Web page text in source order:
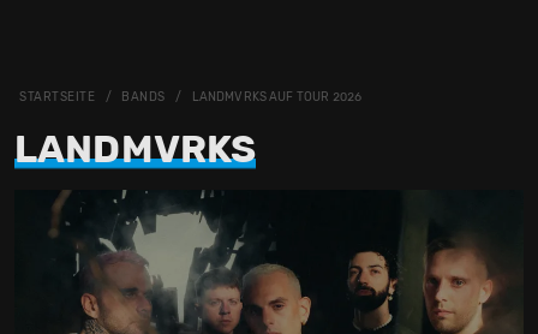
STARTSEITE BANDS LANDMVRKS AUF TOUR 2026
LANDMVRKS